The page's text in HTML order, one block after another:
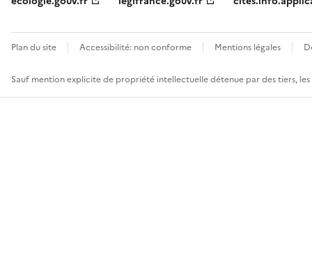
Plan du site Accessibilité: non conforme Mentions légales
Sauf mention explicite de propriété intellectuelle détenue par des tiers,